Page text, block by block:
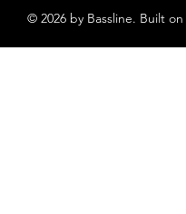
© 2026 by Bassline. Built on